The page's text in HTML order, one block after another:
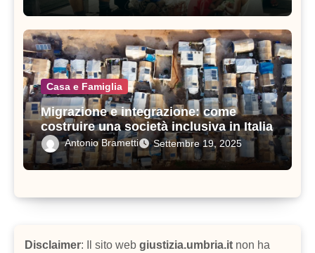
Casa e Famiglia
Migrazione e integrazione: come
costruire una società inclusiva in Italia
Antonio Brametti Settembre 19, 2025
Disclaimer: Il sito web giustizia.umbria.it non ha